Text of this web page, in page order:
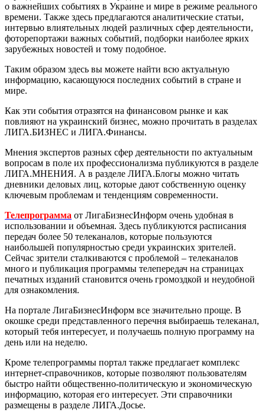
о важнейших событиях в Украине и мире в режиме реального
времени. Также здесь предлагаются аналитические статьи,
интервью влиятельных людей различных сфер деятельности,
фоторепортажи важных событий, подборки наиболее ярких
зарубежных новостей и тому подобное.
Таким образом здесь вы можете найти всю актуальную
информацию, касающуюся последних событий в стране и
мире.
Как эти события отразятся на финансовом рынке и как
повлияют на украинский бизнес, можно прочитать в разделах
ЛИГА.БИЗНЕС и ЛИГА.Финансы.
Мнения экспертов разных сфер деятельности по актуальным
вопросам в поле их профессионализма публикуются в разделе
ЛИГА.МНЕНИЯ. А в разделе ЛИГА.Блогы можно читать
дневники деловых лиц, которые дают собственную оценку
ключевым проблемам и тенденциям современности.
Телепрограмма от ЛигаБизнесИнформ очень удобная в
использовании и объемная. Здесь публикуются расписания
передач более 50 телеканалов, которые пользуются
наибольшей популярностью среди украинских зрителей.
Сейчас зрители сталкиваются с проблемой – телеканалов
много и публикация программы телепередач на страницах
печатных изданий становится очень громоздкой и неудобной
для ознакомления.
На портале ЛигаБизнесИнформ все значительно проще. В
окошке среди представленного перечня выбираешь телеканал,
который тебя интересует, и получаешь полную программу на
день или на неделю.
Кроме телепрограммы портал также предлагает комплекс
интернет-справочников, которые позволяют пользователям
быстро найти общественно-политическую и экономическую
информацию, которая его интересует. Эти справочники
размещены в разделе ЛИГА.Досье.